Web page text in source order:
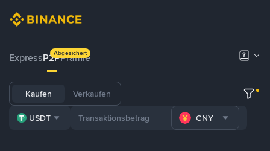
ExpressP2PPrämie
Abgesichert
Kaufen Verkaufen
USDT CNY